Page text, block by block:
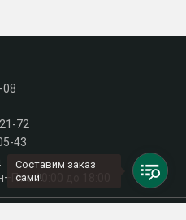
08
72
43
с 10:00 до 18:00
Составим заказ
сами!